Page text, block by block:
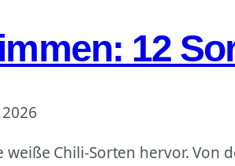
12
Chili-Sorten hervor. Von